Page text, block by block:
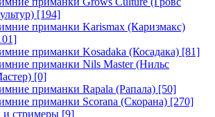
[194]
приманки Karismax (Каризмакс)
приманки Kosadaka (Косадака) [81]
приманки Nils Master (Нильс
[0]
приманки Rapala (Рапала) [50]
приманки Scorana (Скорана) [270]
стримеры [9]